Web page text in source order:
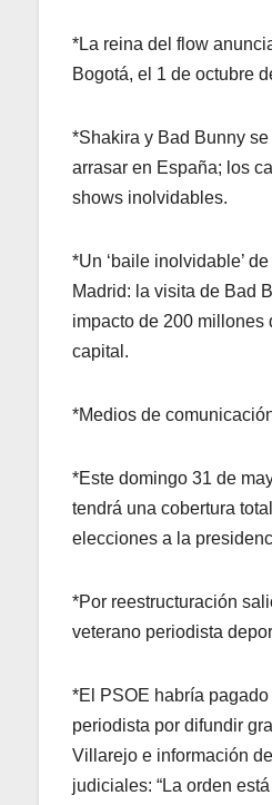
*La reina del flow
Bogotá, el 1 de octubre
*Shakira y Bad Bunny
arrasar en España; los
shows inolvidables.
*Un ‘baile inolvidable’
Madrid: la visita de Bad
impacto de 200 millones
capital.
*Medios de
*Este domingo 31 de
tendrá una cobertura
elecciones a la
*Por reestructuración
veterano periodista
*El PSOE habría
periodista por difundir
Villarejo e información
judiciales: “La orden